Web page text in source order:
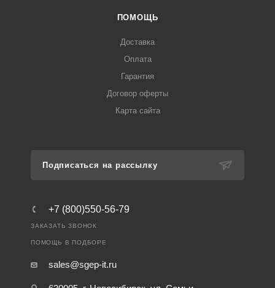
ПОМОЩЬ
Доставка
Оплата
Гарантия
Договор оферты
Карта сайта
Подписаться на рассылку
+7 (800)550-56-79
ЗАКАЗАТЬ ЗВОНОК
ПОМОЩЬ В ПОДБОРЕ
sales@sgep-it.ru